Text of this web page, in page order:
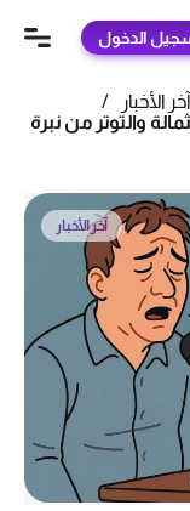
الدخول
آخر الأخبار
/
والتوتر من نبرة
آخر الأخبار